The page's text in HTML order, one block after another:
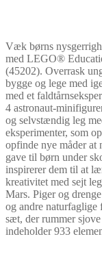
Væk børns
med LEGO®
(45202). Overrask
bygge og lege med
med et
4 astronaut-
og selvstændig leg
eksperimenter, som
opfinde nye måder at
gave til børn under
inspirerer dem til at
kreativitet med sejt
Mars. Piger og
og andre naturfaglige
sæt, der rummer
indeholder 933